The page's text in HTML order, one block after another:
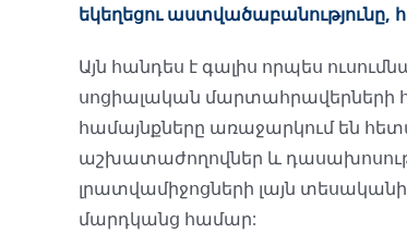
եկեղեցու աստվածաբանությունը,
Այն հանդես է գալիս որպես
սոցիալական մարտահրավերների
համայնքները առաջարկում են
աշխատաժողովներ և
լրատվամիջոցների լայն
մարդկանց համար: